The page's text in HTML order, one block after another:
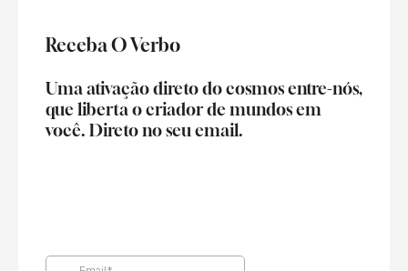
Receba O Verbo
Uma ativação direto do cosmos entre-nós,
que liberta o criador de mundos em
você. Direto no seu email.